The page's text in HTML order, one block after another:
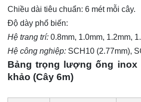
Chiều dài tiêu chuẩn: 6 mét mỗi cây.
Độ dày phổ biến:
Hệ trang trí: 0.8mm, 1.0mm, 1.2mm,
Hệ công nghiệp: SCH10 (2.77mm),
Bảng trọng lượng ống inox
khảo (Cây 6m)